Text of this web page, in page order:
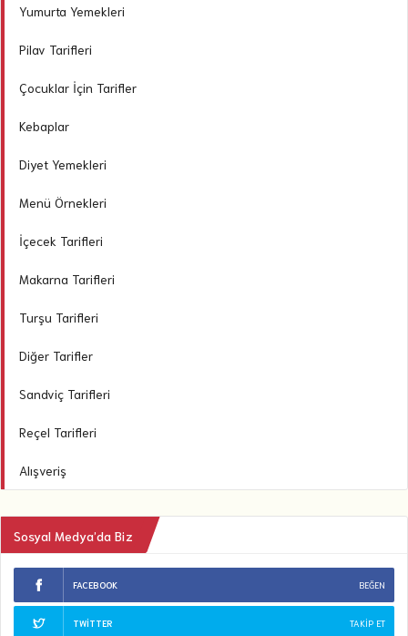
Yumurta Yemekleri
Pilav Tarifleri
Çocuklar İçin Tarifler
Kebaplar
Diyet Yemekleri
Menü Örnekleri
İçecek Tarifleri
Makarna Tarifleri
Turşu Tarifleri
Diğer Tarifler
Sandviç Tarifleri
Reçel Tarifleri
Alışveriş
Sosyal Medya’da Biz
FACEBOOK BEĞEN
TWITTER TAKIP ET